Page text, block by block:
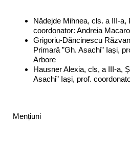
Nădejde Mihnea, cls. a III-a,
coordonator: Andreia
Grigoriu-Dăncinescu
Primară ”Gh. Asachi” Iași,
Arbore
Hausner Alexia, cls, a III-a,
Asachi” Iași, prof.
Mențiuni